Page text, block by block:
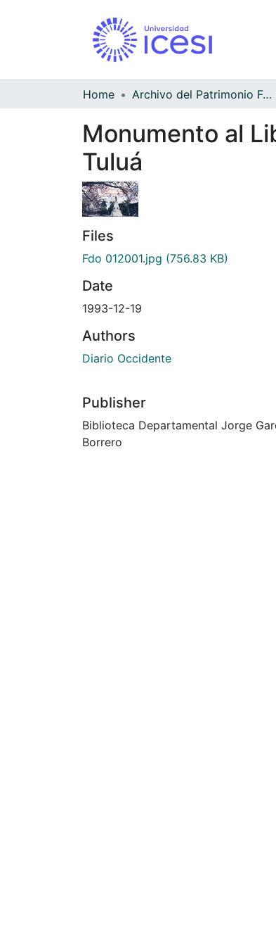
Home Archivo del Patrimonio Fotográfico y Fílmico del Valle del Cauca
Monumento al
Tuluá
Files
Fdo 012001.jpg (756.83 KB)
Date
1993-12-19
Authors
Diario Occidente
Publisher
Biblioteca Departamental Jorge
Borrero